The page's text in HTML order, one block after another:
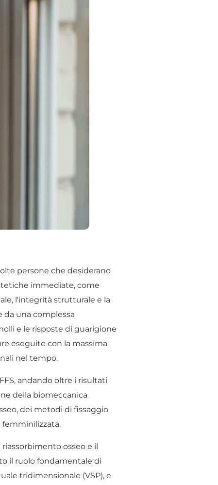
persone che desiderano
immediate, come
l'integrità strutturale e la
una complessa
e le risposte di guarigione
eseguite con la massima
nel tempo.
andando oltre i risultati
della biomeccanica
dei metodi di fissaggio
osseo e il
il ruolo fondamentale di
tridimensionale (VSP), e